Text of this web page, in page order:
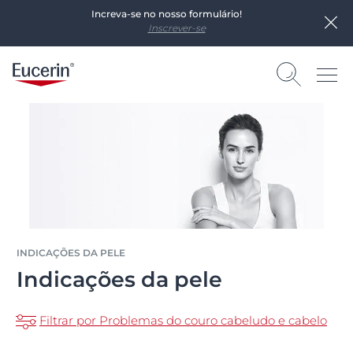
Increva-se no nosso formulário!
Inscrever-se
INDICAÇÕES DA PELE
Indicações da pele
Filtrar por Problemas do couro cabeludo e cabelo